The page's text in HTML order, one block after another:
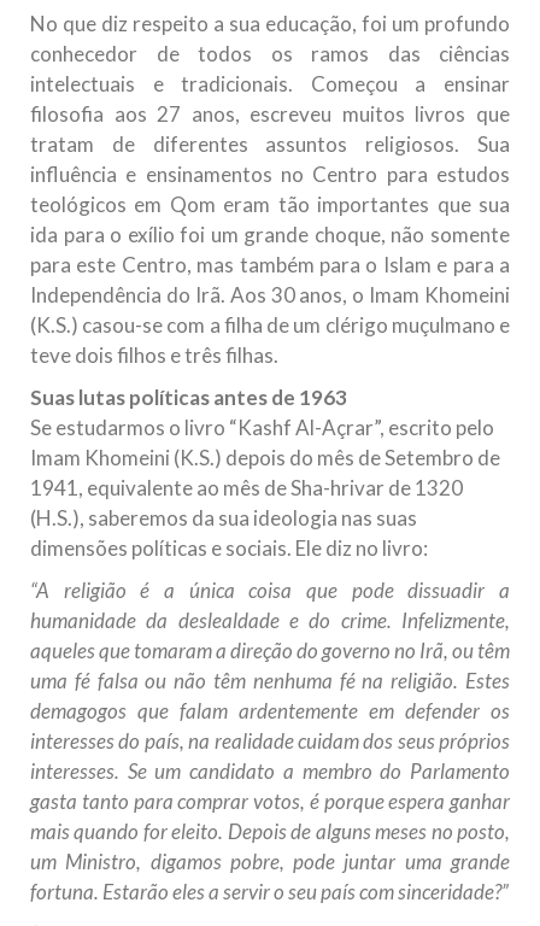
No que diz respeito a sua educação, foi um profundo
conhecedor de todos os ramos das ciências
intelectuais e tradicionais. Começou a ensinar
filosofia aos 27 anos, escreveu muitos livros que
tratam de diferentes assuntos religiosos. Sua
influência e ensinamentos no Centro para estudos
teológicos em Qom eram tão importantes que sua
ida para o exílio foi um grande choque, não somente
para este Centro, mas também para o Islam e para a
Independência do Irã. Aos 30 anos, o Imam Khomeini
(K.S.) casou-se com a filha de um clérigo muçulmano e
teve dois filhos e três filhas.
Suas lutas políticas antes de 1963
Se estudarmos o livro “Kashf Al-Açrar”, escrito pelo
Imam Khomeini (K.S.) depois do mês de Setembro de
1941, equivalente ao mês de Sha-hrivar de 1320
(H.S.), saberemos da sua ideologia nas suas
dimensões políticas e sociais. Ele diz no livro:
“A religião é a única coisa que pode dissuadir a
humanidade da deslealdade e do crime. Infelizmente,
aqueles que tomaram a direção do governo no Irã, ou têm
uma fé falsa ou não têm nenhuma fé na religião. Estes
demagogos que falam ardentemente em defender os
interesses do país, na realidade cuidam dos seus próprios
interesses. Se um candidato a membro do Parlamento
gasta tanto para comprar votos, é porque espera ganhar
mais quando for eleito. Depois de alguns meses no posto,
um Ministro, digamos pobre, pode juntar uma grande
fortuna. Estarão eles a servir o seu país com sinceridade?”